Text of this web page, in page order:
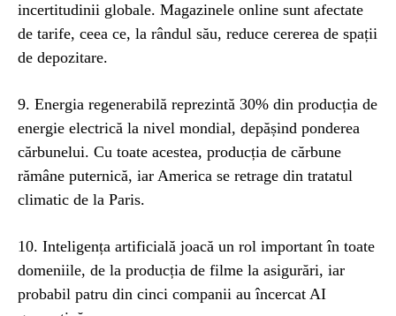
incertitudinii globale. Magazinele online sunt afectate
de tarife, ceea ce, la rândul său, reduce cererea de spații
de depozitare.
9. Energia regenerabilă reprezintă 30% din producția de
energie electrică la nivel mondial, depășind ponderea
cărbunelui. Cu toate acestea, producția de cărbune
rămâne puternică, iar America se retrage din tratatul
climatic de la Paris.
10. Inteligența artificială joacă un rol important în toate
domeniile, de la producția de filme la asigurări, iar
probabil patru din cinci companii au încercat AI